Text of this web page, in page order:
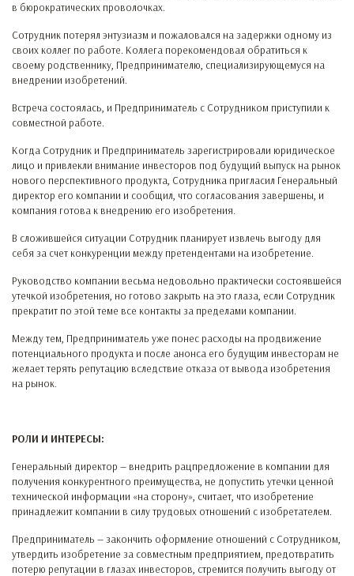
в бюрократических проволочках.
Сотрудник потерял энтузиазм и пожаловался на задержки одному из
своих коллег по работе. Коллега порекомендовал обратиться к
своему родственнику, Предпринимателю, специализирующемуся на
внедрении изобретений.
Встреча состоялась, и Предприниматель с Сотрудником приступили к
совместной работе.
Когда Сотрудник и Предприниматель зарегистрировали юридическое
лицо и привлекли внимание инвесторов под будущий выпуск на рынок
нового перспективного продукта, Сотрудника пригласил Генеральный
директор его компании и сообщил, что согласования завершены, и
компания готова к внедрению его изобретения.
В сложившейся ситуации Сотрудник планирует извлечь выгоду для
себя за счет конкуренции между претендентами на изобретение.
Руководство компании весьма недовольно практически состоявшейся
утечкой изобретения, но готово закрыть на это глаза, если Сотрудник
прекратит по этой теме все контакты за пределами компании.
Между тем, Предприниматель уже понес расходы на продвижение
потенциального продукта и после анонса его будущим инвесторам не
желает терять репутацию вследствие отказа от вывода изобретения
на рынок.
РОЛИ И ИНТЕРЕСЫ:
Генеральный директор — внедрить рацпредложение в компании для
получения конкурентного преимущества, не допустить утечки ценной
технической информации «на сторону», считает, что изобретение
принадлежит компании в силу трудовых отношений с изобретателем.
Предприниматель — закончить оформление отношений с Сотрудником,
утвердить изобретение за совместным предприятием, предотвратить
потерю репутации в глазах инвесторов, стремится получить выгоду от